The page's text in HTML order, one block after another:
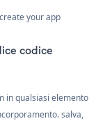
your app
codice
in qualsiasi elemento
salva,